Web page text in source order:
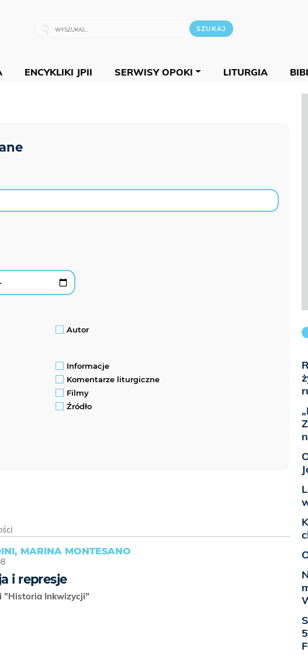
ENCYKLIKI JPII SERWISY OPOKI LITURGIA
Autor
Informacje
Komentarze liturgiczne
Filmy
Źródło
MARINA MONTESANO
i represje
"Historia Inkwizycji"